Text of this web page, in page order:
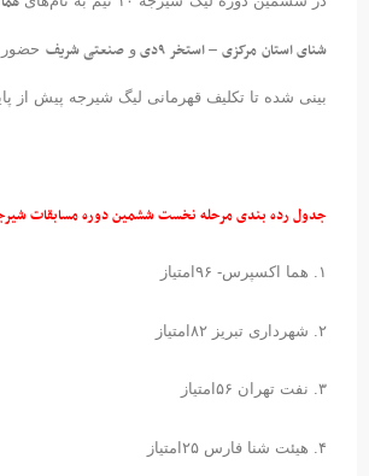
شنای استان مرکزی –استخر ۹دی و صنعتی شریف حضور
بینی شده تا تکلیف قهرمانی لیگ شیرجه پیش
جدول رده بندی مرحله نخست ششمین دوره مسابقات
۱. هما اکسپرس- ۹۶امتیاز
۲. شهرداری تبریز ۸۲امتیاز
۳. نفت تهران ۵۶امتیاز
۴. هیئت شنا فارس ۲۵امتیاز